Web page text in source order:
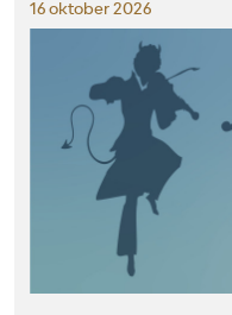
16 oktober 2026